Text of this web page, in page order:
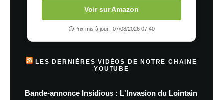
Voir sur Amazon
Prix mis à jour : 07/08/2026 07:40
LES DERNIÈRES VIDÉOS DE NOTRE CHAINE
YOUTUBE
Bande-annonce Insidious : L'Invasion du Lointain